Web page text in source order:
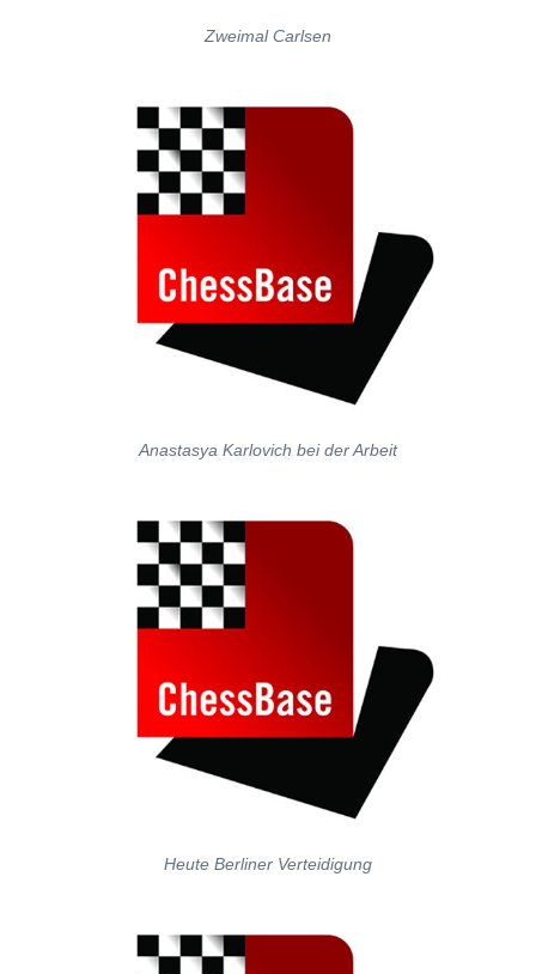
Zweimal Carlsen
Anastasya Karlovich bei der Arbeit
Heute Berliner Verteidigung